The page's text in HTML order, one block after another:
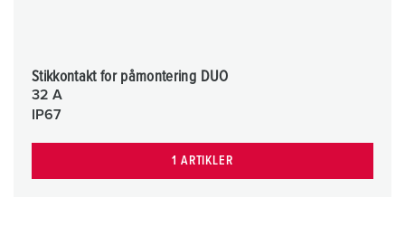
Stikkontakt for påmontering DUO
32 A
IP67
1 ARTIKLER